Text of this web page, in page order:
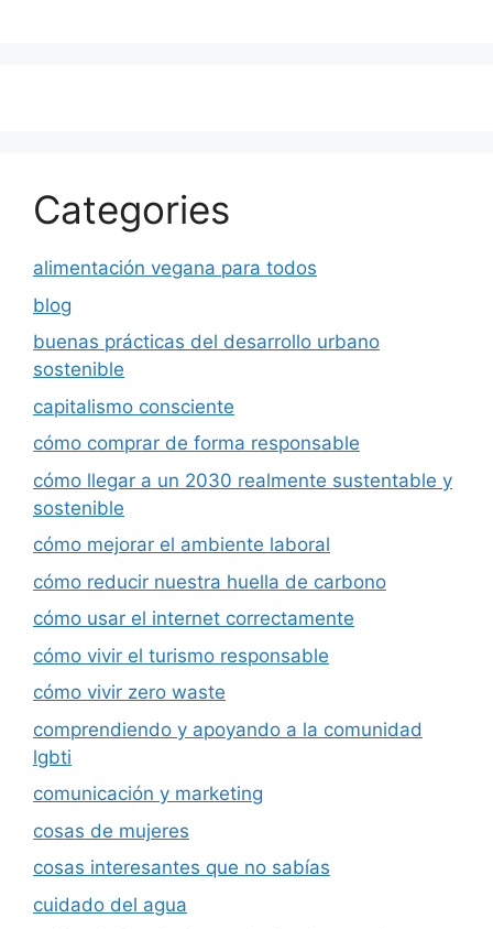
Categories
alimentación vegana para todos
blog
buenas prácticas del desarrollo urbano
sostenible
capitalismo consciente
cómo comprar de forma responsable
cómo llegar a un 2030 realmente sustentable y
sostenible
cómo mejorar el ambiente laboral
cómo reducir nuestra huella de carbono
cómo usar el internet correctamente
cómo vivir el turismo responsable
cómo vivir zero waste
comprendiendo y apoyando a la comunidad
lgbti
comunicación y marketing
cosas de mujeres
cosas interesantes que no sabías
cuidado del agua